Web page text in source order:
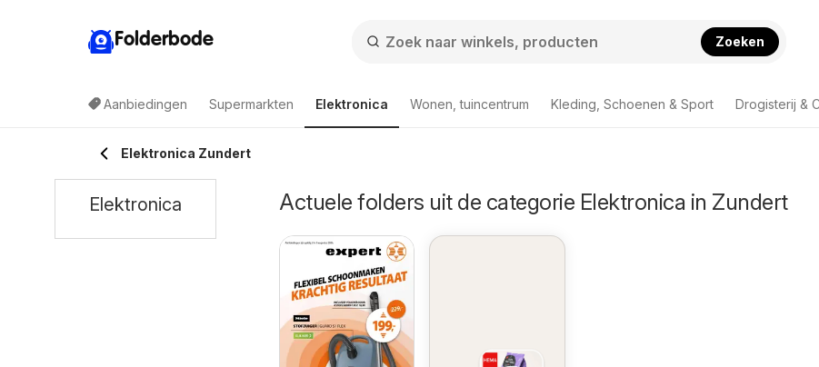
Folderbode Zoeken
Aanbiedingen Supermarkten Elektronica Wonen, tuincentrum Kleding, Schoenen & Sport Drogisterij &
Elektronica Zundert
Actuele folders uit de categorie Elektronica in Zundert
Elektronica